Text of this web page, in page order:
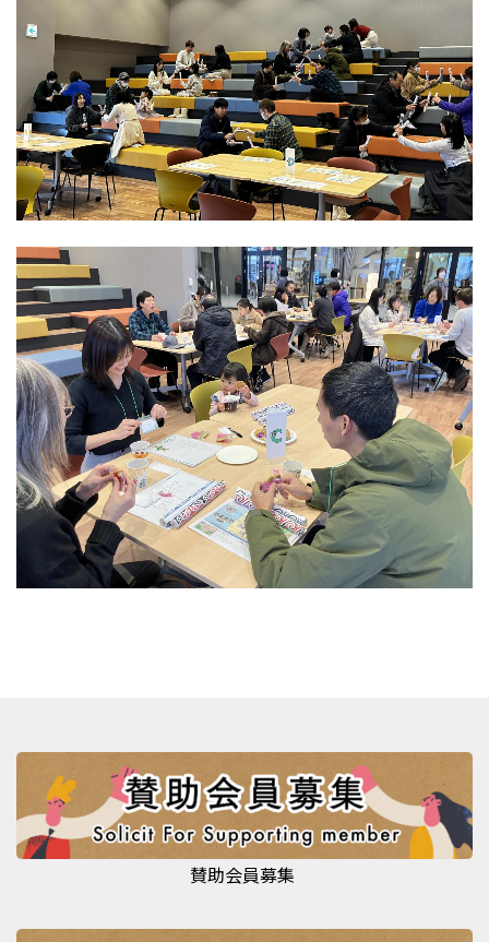
賛助会員募集